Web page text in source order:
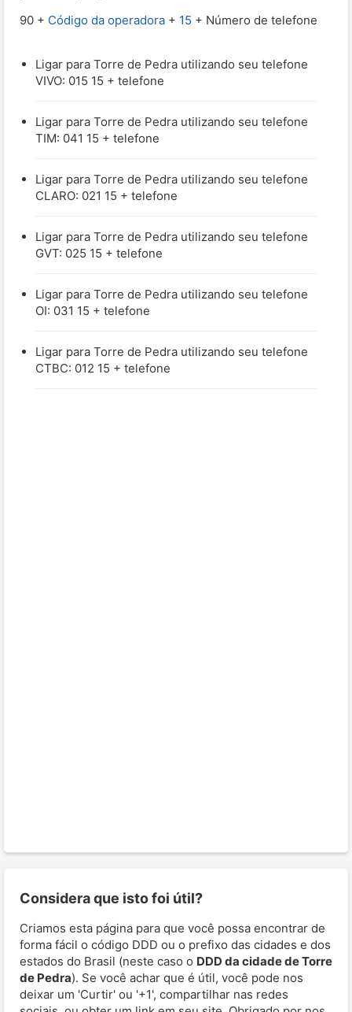
90 + Código da operadora + 15 + Número de telefone
Ligar para Torre de Pedra utilizando seu telefone
VIVO: 015 15 + telefone
Ligar para Torre de Pedra utilizando seu telefone
TIM: 041 15 + telefone
Ligar para Torre de Pedra utilizando seu telefone
CLARO: 021 15 + telefone
Ligar para Torre de Pedra utilizando seu telefone
GVT: 025 15 + telefone
Ligar para Torre de Pedra utilizando seu telefone
OI: 031 15 + telefone
Ligar para Torre de Pedra utilizando seu telefone
CTBC: 012 15 + telefone
Considera que isto foi útil?
Criamos esta página para que você possa encontrar de
forma fácil o código DDD ou o prefixo das cidades e dos
estados do Brasil (neste caso o DDD da cidade de Torre
de Pedra). Se você achar que é útil, você pode nos
deixar um 'Curtir' ou '+1', compartilhar nas redes